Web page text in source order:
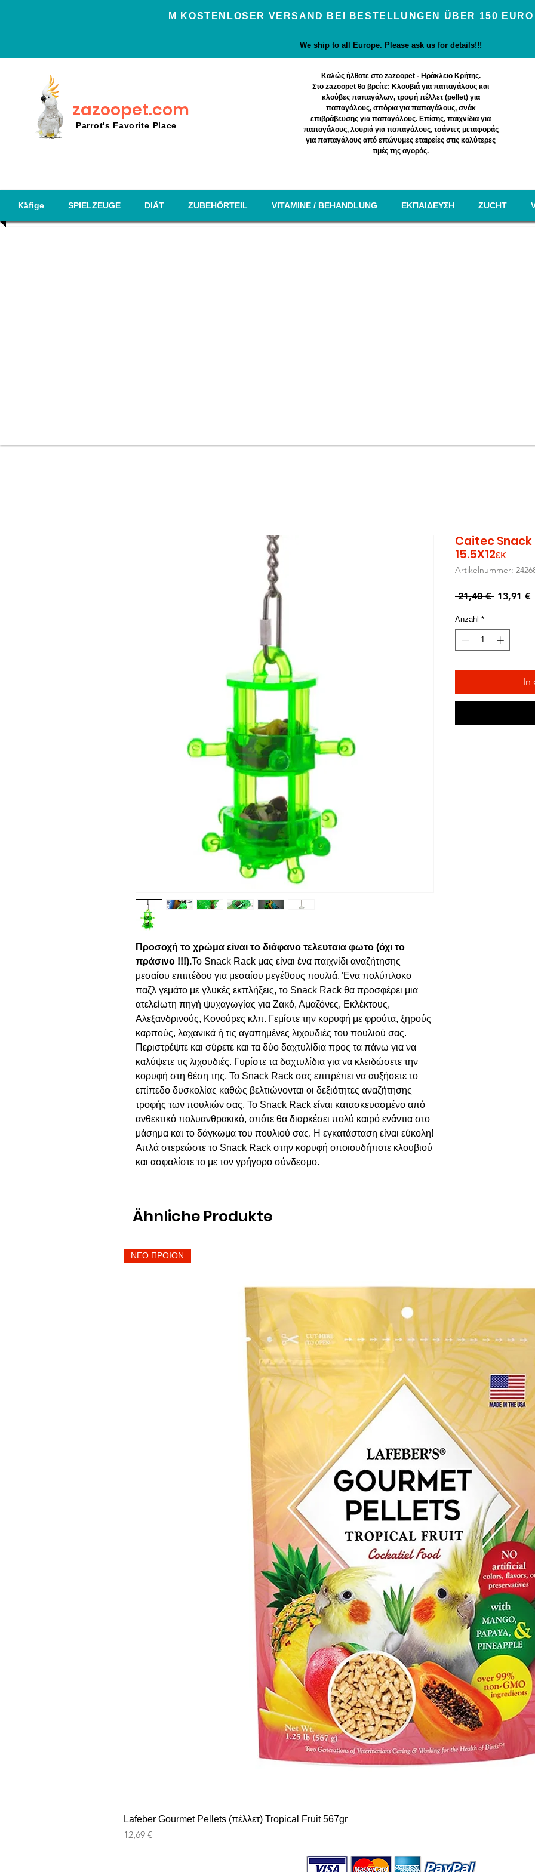
Μ KOSTENLOSER VERSAND BEI BESTELLUNGEN ÜBER 150 EURO
We ship to all Europe. Please ask us for details!!!
zazoopet.com
Parrot's Favorite Place
Καλώς ήλθατε στο zazoopet - Ηράκλειο Κρήτης.
Στο zazoopet θα βρείτε: Κλουβιά για παπαγάλους και
κλούβες παπαγάλων, τροφή πέλλετ (pellet) για
παπαγάλους, σπόρια για παπαγάλους, σνάκ
επιβράβευσης για παπαγάλους. Επίσης, παιχνίδια για
παπαγάλους, λουριά για παπαγάλους, τσάντες μεταφοράς
για παπαγάλους από επώνυμες εταιρείες στις καλύτερες
τιμές της αγοράς.
Käfige SPIELZEUGE DIÄT ZUBEHÖRTEIL VITAMINE / BEHANDLUNG EΚΠΑΙΔΕΥΣΗ ZUCHT
Προσοχή το χρώμα είναι το διάφανο τελευταια φωτο (όχι το
πράσινο !!!).Το Snack Rack μας είναι ένα παιχνίδι αναζήτησης
μεσαίου επιπέδου για μεσαίου μεγέθους πουλιά. Ένα πολύπλοκο
παζλ γεμάτο με γλυκές εκπλήξεις, το Snack Rack θα προσφέρει μια
ατελείωτη πηγή ψυχαγωγίας για Ζακό, Αμαζόνες, Εκλέκτους,
Αλεξανδρινούς, Κονούρες κλπ. Γεμίστε την κορυφή με φρούτα, ξηρούς
καρπούς, λαχανικά ή τις αγαπημένες λιχουδιές του πουλιού σας.
Περιστρέψτε και σύρετε και τα δύο δαχτυλίδια προς τα πάνω για να
καλύψετε τις λιχουδιές. Γυρίστε τα δαχτυλίδια για να κλειδώσετε την
κορυφή στη θέση της. Το Snack Rack σας επιτρέπει να αυξήσετε το
επίπεδο δυσκολίας καθώς βελτιώνονται οι δεξιότητες αναζήτησης
τροφής των πουλιών σας. Το Snack Rack είναι κατασκευασμένο από
ανθεκτικό πολυανθρακικό, οπότε θα διαρκέσει πολύ καιρό ενάντια στο
μάσημα και το δάγκωμα του πουλιού σας. Η εγκατάσταση είναι εύκολη!
Απλά στερεώστε το Snack Rack στην κορυφή οποιουδήποτε κλουβιού
και ασφαλίστε το με τον γρήγορο σύνδεσμο.
Caitec Snack
15.5X12εκ
Artikelnummer:
21,40 € 13,91 €
Anzahl *
In
Ähnliche Produkte
ΝΕΟ ΠΡΟΙΟΝ
Lafeber Gourmet Pellets (πέλλετ) Tropical Fruit 567gr
Preis
12,69 €